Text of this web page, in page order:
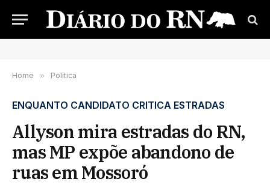
Home » Política
ENQUANTO CANDIDATO CRITICA ESTRADAS
Allyson mira estradas do RN,
mas MP expõe abandono de
ruas em Mossoró